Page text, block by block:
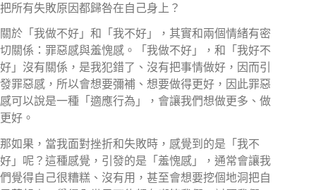
把所有失敗原因都歸咎在自己身上？
關於「我做不好」和「我不好」，其實和兩個情緒有密
切關係：罪惡感與羞愧感。「我做不好」，和「我好不
好」沒有關係，是我犯錯了、沒有把事情做好，因而引
發罪惡感，所以會想要彌補、想要做得更好，因此罪惡
感可以說是一種「適應行為」，會讓我們想做更多、做
更好。
那如果，當我面對挫折和失敗時，感覺到的是「我不
好」呢？這種感覺，引發的是「羞愧感」，通常會讓我
們覺得自己很糟糕、沒有用，甚至會想要挖個地洞把自